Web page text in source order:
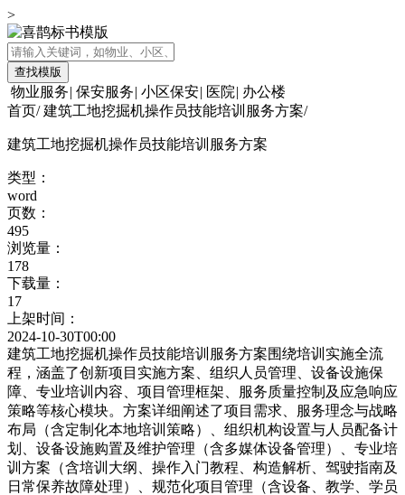
>
查找模版
物业服务| 保安服务| 小区保安| 医院| 办公楼
首页/ 建筑工地挖掘机操作员技能培训服务方案/
建筑工地挖掘机操作员技能培训服务方案
类型：
word
页数：
495
浏览量：
178
下载量：
17
上架时间：
2024-10-30T00:00
建筑工地挖掘机操作员技能培训服务方案围绕培训实施全流
程，涵盖了创新项目实施方案、组织人员管理、设备设施保
障、专业培训内容、项目管理框架、服务质量控制及应急响应
策略等核心模块。方案详细阐述了项目需求、服务理念与战略
布局（含定制化本地培训策略）、组织机构设置与人员配备计
划、设备设施购置及维护管理（含多媒体设备管理）、专业培
训方案（含培训大纲、操作入门教程、构造解析、驾驶指南及
日常保养故障处理）、规范化项目管理（含设备、教学、学员